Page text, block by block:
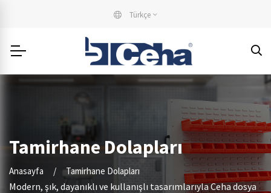
Türkçe
Tamirhane Dolapları
Anasayfa Tamirhane Dolapları
Modern, şık, dayanıklı ve kullanışlı tasarımlarıyla Ceha dosya